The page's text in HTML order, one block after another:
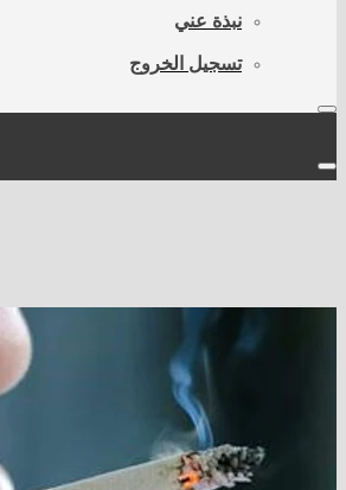
نبذة عني
تسجيل الخروج